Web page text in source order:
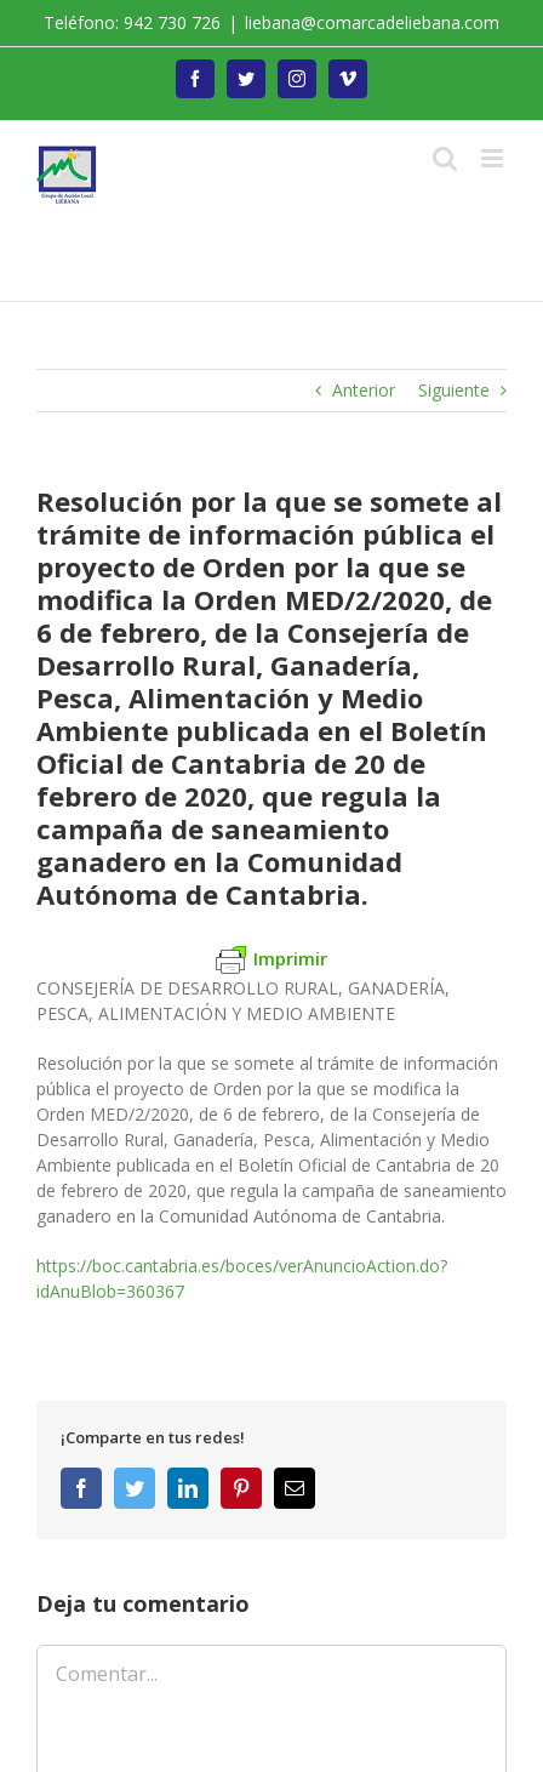
Teléfono: 942 730 726 | liebana@comarcadeliebana.com
FacebookTwitterInstagramVimeo
Anterior Siguiente
Resolución por la que se somete al
trámite de información pública el
proyecto de Orden por la que se
modifica la Orden MED/2/2020, de
6 de febrero, de la Consejería de
Desarrollo Rural, Ganadería,
Pesca, Alimentación y Medio
Ambiente publicada en el Boletín
Oficial de Cantabria de 20 de
febrero de 2020, que regula la
campaña de saneamiento
ganadero en la Comunidad
Autónoma de Cantabria.
Imprimir
CONSEJERÍA DE DESARROLLO RURAL, GANADERÍA,
PESCA, ALIMENTACIÓN Y MEDIO AMBIENTE
Resolución por la que se somete al trámite de información
pública el proyecto de Orden por la que se modifica la
Orden MED/2/2020, de 6 de febrero, de la Consejería de
Desarrollo Rural, Ganadería, Pesca, Alimentación y Medio
Ambiente publicada en el Boletín Oficial de Cantabria de 20
de febrero de 2020, que regula la campaña de saneamiento
ganadero en la Comunidad Autónoma de Cantabria.
https://boc.cantabria.es/boces/verAnuncioAction.do?
idAnuBlob=360367
¡Comparte en tus redes!
FacebookTwitterLinkedInPinterestCorreo
electrónico
Deja tu comentario
Comentar